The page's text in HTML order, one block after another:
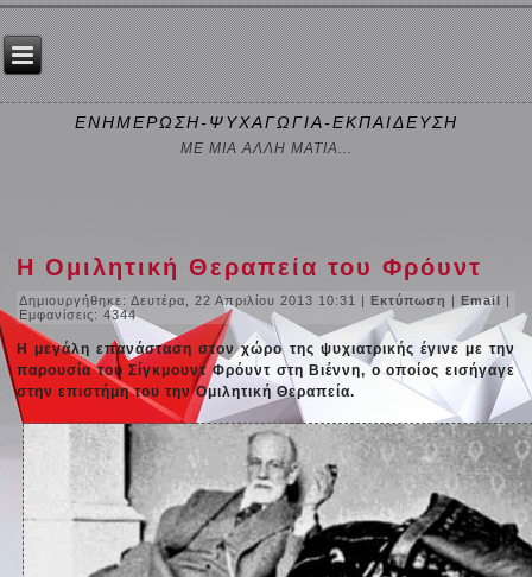
ΕΝΗΜΕΡΩΣΗ-ΨΥΧΑΓΩΓΙΑ-ΕΚΠΑΙΔΕΥΣΗ
ΜΕ ΜΙΑ ΑΛΛΗ ΜΑΤΙΑ...
Η Ομιλητική Θεραπεία του Φρόυντ
Δημιουργήθηκε: Δευτέρα, 22 Απριλίου 2013 10:31 |Εκτύπωση |Email |
Εμφανίσεις: 4344
Η μεγάλη επανάσταση στον χώρο της ψυχιατρικής έγινε με την
παρουσία του Σίγκμουντ Φρόυντ στη Βιέννη, ο οποίος εισήγαγε
στην επιστήμη του την Ομιλητική Θεραπεία.